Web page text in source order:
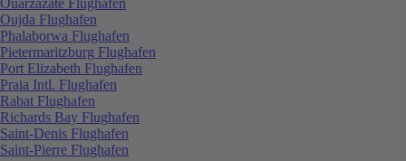
Oujda Flughafen
Phalaborwa Flughafen
Pietermaritzburg Flughafen
Port Elizabeth Flughafen
Praia Intl. Flughafen
Rabat Flughafen
Richards Bay Flughafen
Saint-Denis Flughafen
Saint-Pierre Flughafen